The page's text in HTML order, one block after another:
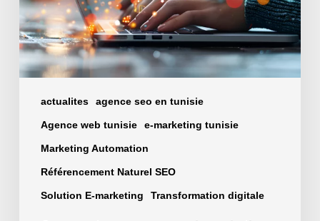
actualites agence seo en tunisie
Agence web tunisie e-marketing tunisie
Marketing Automation
Référencement Naturel SEO
Solution E-marketing Transformation digitale
peut
attirer
plus
de